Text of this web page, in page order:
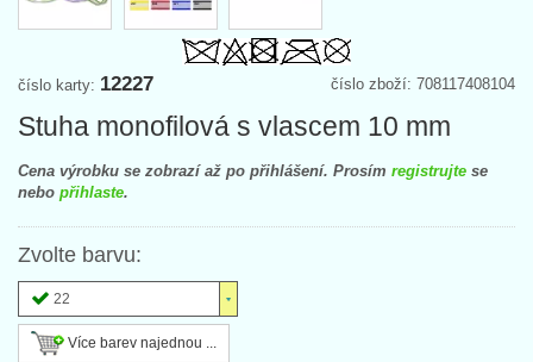
číslo zboží: 708117408104
číslo karty: 12227
Stuha monofilová s vlascem 10 mm
Cena výrobku se zobrazí až po přihlášení. Prosím registrujte se
nebo přihlaste.
Zvolte barvu:
22
Více barev najednou ...